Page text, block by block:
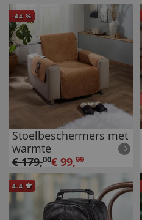
-44 %
Stoelbeschermers met
warmte
€179,00€ 99,99
4.4